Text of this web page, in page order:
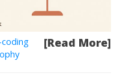
[Read More]